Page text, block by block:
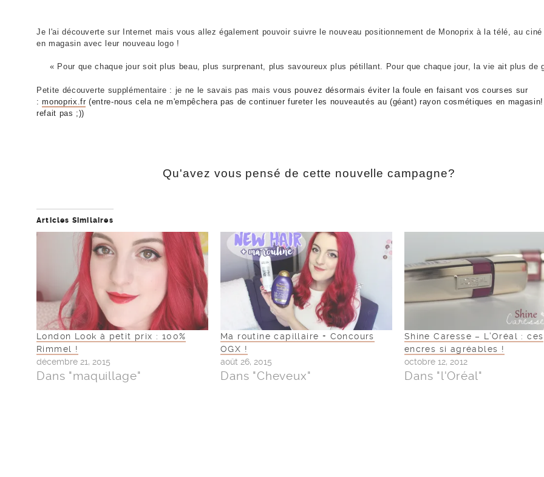
Je l'ai découverte sur Internet mais vous allez également pouvoir suivre le nouveau positionnement de Monoprix à la télé, au ciné
en magasin avec leur nouveau logo !
« Pour que chaque jour soit plus beau, plus surprenant, plus savoureux plus pétillant. Pour que chaque jour, la vie ait plus de
Petite découverte supplémentaire : je ne le savais pas mais vous pouvez désormais éviter la foule en faisant vos courses sur
:monoprix.fr (entre-nous cela ne m'empêchera pas de continuer fureter les nouveautés au (géant) rayon cosmétiques en
refait pas ;))
Qu'avez vous pensé de cette nouvelle campagne?
Articles Similaires
London Look à petit prix : 100%
Rimmel !
décembre 21, 2015
Dans "maquillage"
Ma routine capillaire + Concours
OGX !
août 26, 2015
Dans "Cheveux"
Shine Caresse – L’Oréal : ces
encres si agréables !
octobre 12, 2012
Dans "l'Oréal"